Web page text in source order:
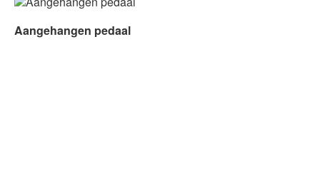
Aangehangen pedaal